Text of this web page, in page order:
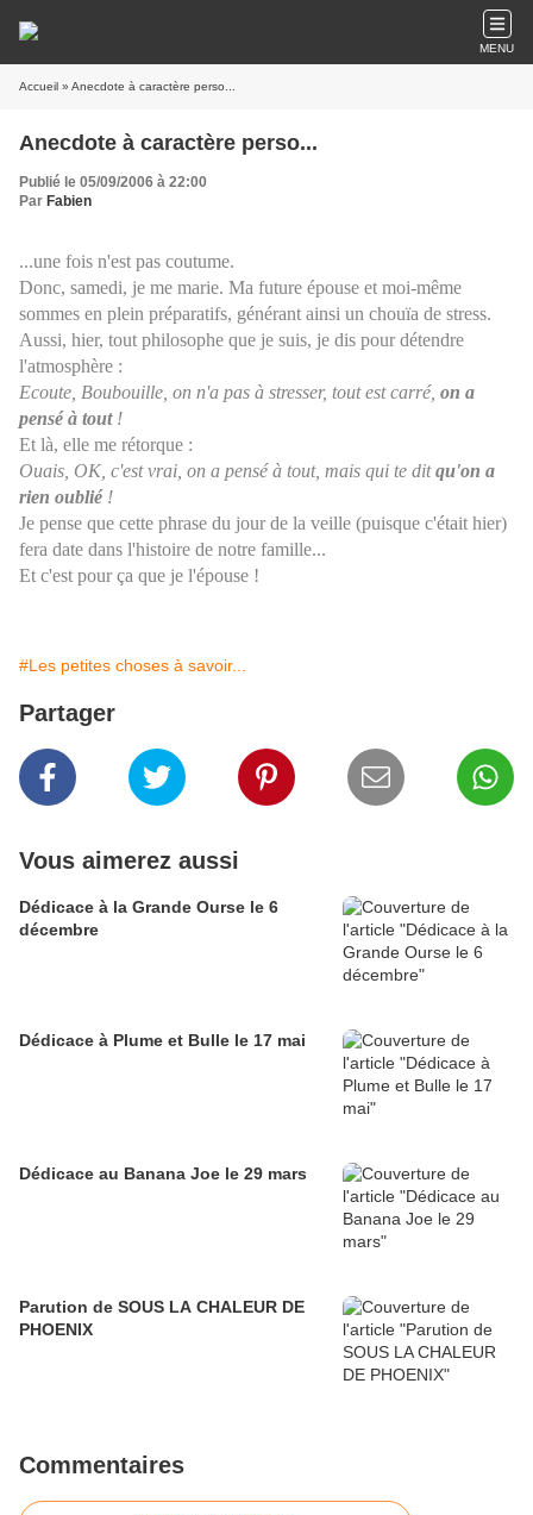
MENU
Accueil » Anecdote à caractère perso...
Anecdote à caractère perso...
Publié le 05/09/2006 à 22:00
Par Fabien
...une fois n'est pas coutume.
Donc, samedi, je me marie. Ma future épouse et moi-même
sommes en plein préparatifs, générant ainsi un chouïa de stress.
Aussi, hier, tout philosophe que je suis, je dis pour détendre
l'atmosphère :
Ecoute, Boubouille, on n'a pas à stresser, tout est carré, on a
pensé à tout!
Et là, elle me rétorque :
Ouais, OK, c'est vrai, on a pensé à tout, mais qui te ditqu'on a
rien oublié!
Je pense que cette phrase du jour de la veille (puisque c'était hier)
fera date dans l'histoire de notre famille...
Et c'est pour ça que je l'épouse !
#Les petites choses à savoir...
Partager
Vous aimerez aussi
Dédicace à la Grande Ourse le 6
décembre
Dédicace à Plume et Bulle le 17 mai
Dédicace au Banana Joe le 29 mars
Parution de SOUS LA CHALEUR DE
PHOENIX
Commentaires